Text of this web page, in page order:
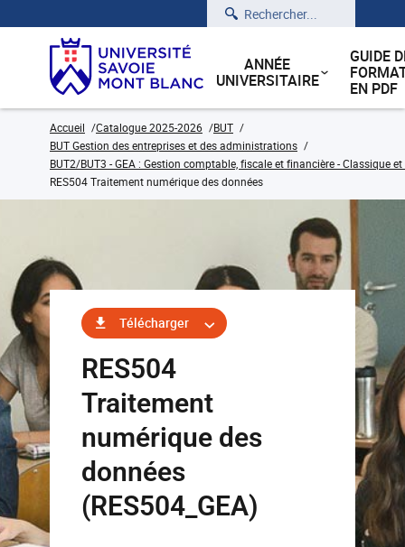
Rechercher
ANNÉE
UNIVERSITAIRE
GUIDE
EN PDF
Accueil Catalogue 2025-2026
BUT
BUT Gestion des entreprises et des administrations
BUT2/BUT3 - GEA : Gestion comptable, fiscale et financière - Classique
RES504 Traitement numérique des données
Télécharger
RES504
Traitement
numérique des
données
(RES504_GEA)